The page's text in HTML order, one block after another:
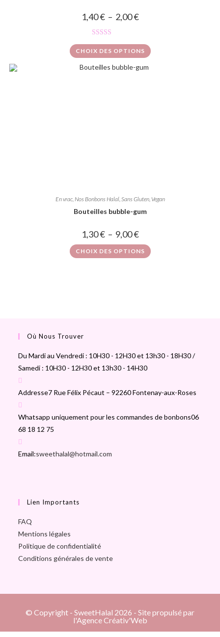
1,40€ – 2,00€
sur 5
CHOIX DES OPTIONS
En vrac,Nos Bonbons Halal, Sans Gluten, Vegan
Bouteilles bubble-gum
1,30€ – 9,00€
CHOIX DES OPTIONS
Où Nous Trouver
Du Mardi au Vendredi : 10H30 - 12H30 et 13h30 - 18H30 /
Samedi : 10H30 - 12H30 et 13h30 - 14H30
Addresse7 Rue Félix Pécaut – 92260 Fontenay-aux-Roses
Whatsapp uniquement pour les commandes de bonbons06
68 18 12 75
Email:sweethalal@hotmail.com
Lien Importants
FAQ
Mentions légales
Politique de confidentialité
Conditions générales de vente
© Copyright - SweetHalal 2026 - Site propulsé par
l'Agence Créativ'Web